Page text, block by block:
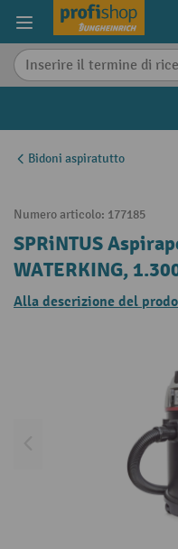
content
Bidoni aspiratutto
Numero articolo: 177185
SPRiNTUS
WATERKING,
Alla descrizione del